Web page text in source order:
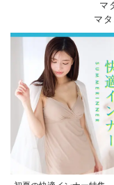
お買い物
マ
マ
お